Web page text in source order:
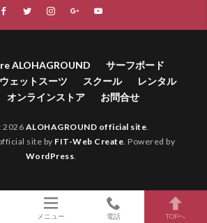
ALOHAGROUND
サーフボード
ウェットスーツ スクール
レンタル
オンラインストア お問合せ
2026 ALOHAGROUND official site
site by FIT-Web Create . Powered by
WordPress
メニュー 電話 TOPへ